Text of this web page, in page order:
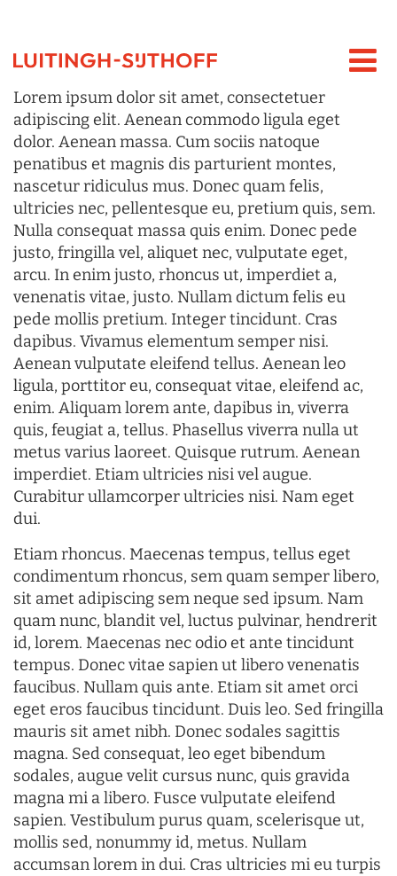
Lorem ipsum dolor sit amet, consectetuer
adipiscing elit. Aenean commodo ligula eget
dolor. Aenean massa. Cum sociis natoque
penatibus et magnis dis parturient montes,
nascetur ridiculus mus. Donec quam felis,
ultricies nec, pellentesque eu, pretium quis, sem.
Nulla consequat massa quis enim. Donec pede
justo, fringilla vel, aliquet nec, vulputate eget,
arcu. In enim justo, rhoncus ut, imperdiet a,
venenatis vitae, justo. Nullam dictum felis eu
pede mollis pretium. Integer tincidunt. Cras
dapibus. Vivamus elementum semper nisi.
Aenean vulputate eleifend tellus. Aenean leo
ligula, porttitor eu, consequat vitae, eleifend ac,
enim. Aliquam lorem ante, dapibus in, viverra
quis, feugiat a, tellus. Phasellus viverra nulla ut
metus varius laoreet. Quisque rutrum. Aenean
imperdiet. Etiam ultricies nisi vel augue.
Curabitur ullamcorper ultricies nisi. Nam eget
dui.
Etiam rhoncus. Maecenas tempus, tellus eget
condimentum rhoncus, sem quam semper libero,
sit amet adipiscing sem neque sed ipsum. Nam
quam nunc, blandit vel, luctus pulvinar, hendrerit
id, lorem. Maecenas nec odio et ante tincidunt
tempus. Donec vitae sapien ut libero venenatis
faucibus. Nullam quis ante. Etiam sit amet orci
eget eros faucibus tincidunt. Duis leo. Sed fringilla
mauris sit amet nibh. Donec sodales sagittis
magna. Sed consequat, leo eget bibendum
sodales, augue velit cursus nunc, quis gravida
magna mi a libero. Fusce vulputate eleifend
sapien. Vestibulum purus quam, scelerisque ut,
mollis sed, nonummy id, metus. Nullam
accumsan lorem in dui. Cras ultricies mi eu turpis